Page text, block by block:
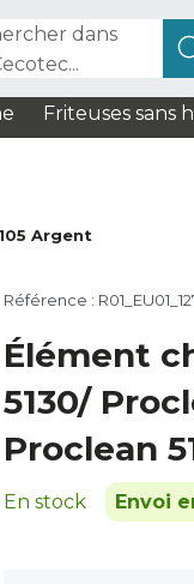
dans
Friteuses sans
Argent
Référence :
Élément
5130/
Proclean
En stock Envoi